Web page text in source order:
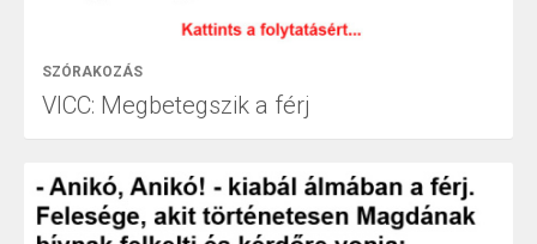
SZÓRAKOZÁS
VICC: Megbetegszik a férj